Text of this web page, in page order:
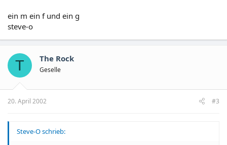
ein m ein f und ein g
steve-o
T The Rock
Geselle
20. April 2002 #3
Steve-O schrieb: